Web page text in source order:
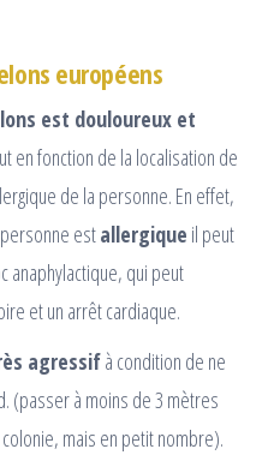
européens
est douloureux et
en fonction de la localisation de
de la personne. En effet,
estallergique il peut
anaphylactique, qui peut
et un arrêt cardiaque.
agressifà condition de ne
(passer à moins de 3 mètres
mais en petit nombre).